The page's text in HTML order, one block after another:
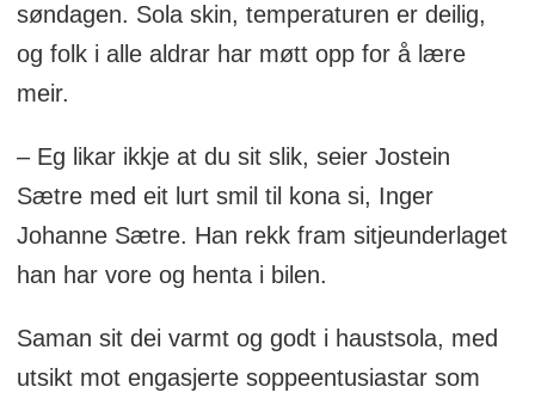
søndagen. Sola skin, temperaturen er deilig,
og folk i alle aldrar har møtt opp for å lære
meir.
– Eg likar ikkje at du sit slik, seier Jostein
Sætre med eit lurt smil til kona si, Inger
Johanne Sætre. Han rekk fram sitjeunderlaget
han har vore og henta i bilen.
Saman sit dei varmt og godt i haustsola, med
utsikt mot engasjerte soppeentusiastar som